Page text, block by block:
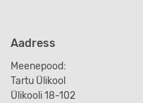
Aadress
Meenepood:
Tartu Ülikool
Ülikooli 18-102